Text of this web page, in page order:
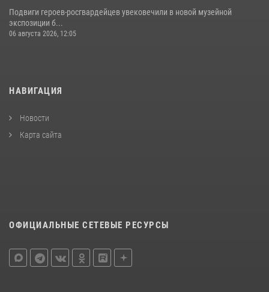
Подвиги героев‑росгвардейцев увековечили в новой музейной
экспозиции б...
06 августа 2026, 12:05
НАВИГАЦИЯ
Новости
Карта сайта
ОФИЦИАЛЬНЫЕ СЕТЕВЫЕ РЕСУРСЫ